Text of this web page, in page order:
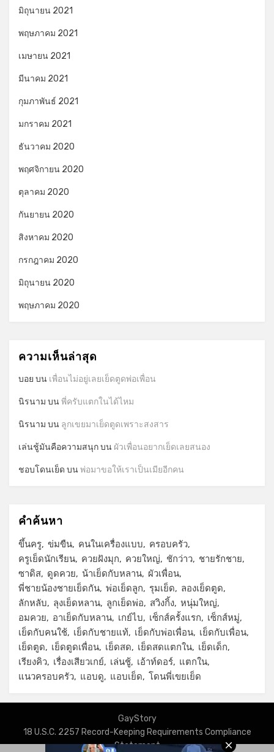
มิถุนายน 2021
พฤษภาคม 2021
เมษายน 2021
มีนาคม 2021
กุมภาพันธ์ 2021
มกราคม 2021
ธันวาคม 2020
พฤศจิกายน 2020
ตุลาคม 2020
กันยายน 2020
สิงหาคม 2020
กรกฎาคม 2020
มิถุนายน 2020
พฤษภาคม 2020
ความเห็นล่าสุด
บอย บน เพื่อนไม่อยู่เลยเย็ดตูดพ่อเพื่อน
นิรนาม บนพี่ครับแตกในได้ไหม
นิรนาม บน ลูกเขยมาเย็ดตูดเพราะสงสาร
เล่นชู้มันคือความสนุกบน ผัวเพื่อนอยากเย็ดเลยสนอง
ชอบโดนเย็ด บนพ่อมาขอให้เราเป็นเมียอีกคน
คำค้นหา
ขึ้นครู ข่มขืน คนในเครื่องแบบ
ครอบครัว
ครูเย็ดนักเรียน
ควยฝังมุก ควยใหญ่ ชักว่าว
ชายรักชาย
ซาดิส
ดูดควย น้าเย็ดกับหลาน
ผัวเพื่อน
พี่ชายน้องชายเย็ดกัน พ่อเย็ดลูก รุมเย็ด
ลองเย็ดตูด
ลักหลับ
ลุงเย็ดหลาน ลูกเย็ดพ่อ สวิงกิ้ง หนุ่มใหญ่
อมควย
อาเย็ดกับหลาน เกย์ไบ เซ็กส์ครั้งแรก
เซ็กส์หมู่
เย็ดกับคนใช้
เย็ดกับชายแท้ เย็ดกับพ่อเพื่อน
เย็ดกับเพื่อน
เย็ดตูด
เย็ดตูดเพื่อน เย็ดสด เย็ดสดแตกใน
เย็ดเด็ก
เรียงคิว
เรื่องเสียวเกย์ เล่นชู้ เอ้าท์ดอร์
แตกใน
แนวครอบครัว
แอบดู แอบเย็ด โดนพี่เขยเย็ด
GayStory
18 U.S.C. 2257 Record-Keeping Requirements Compliance
Statement